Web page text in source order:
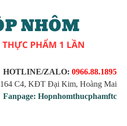
HOTLINE/ZALO: 0966.88.1895
164 C4, KĐT Đại Kim, Hoàng Mai
Fanpage: Hopnhomthucphamftc